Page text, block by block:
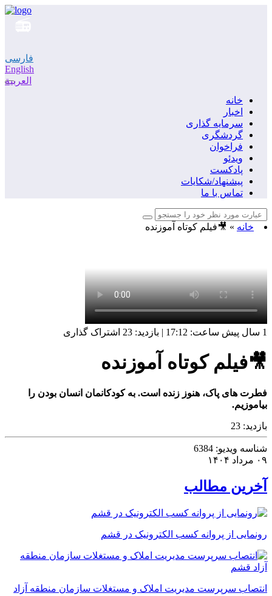
فارسی
English
العربية
خانه
اخبار
سرمایه گذاری
گردشگری
فراخوان
ویدئو
پادکست
پیشنهاد/شکایات
تماس با ما
خانه » 🎥فیلم کوتاه آموزنده
1 سال پیش ساعت: 17:12
| بازدید: 23 اشتراک گذاری
🎥فیلم کوتاه آموزنده
فطرت های پاک، هنوز زنده است. به کودکانمان انسان بودن را
بیاموزیم.
بازدید: 23
شناسه ویدیو:
۰۹ مرداد ۱۴۰۴
آخرین مطالب
رونمایی از پروانه کسب الکترونیک در قشم
انتصاب سرپرست مدیریت املاک و مستغلات سازمان منطقه آزاد